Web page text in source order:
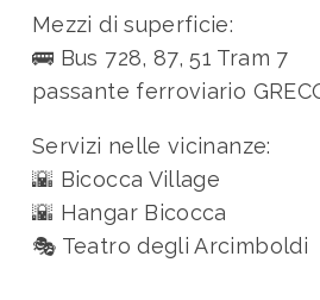
Mezzi di superficie:
🚌 Bus 728, 87, 51 Tram 7
passante ferroviario
Servizi nelle vicinanze:
🌇 Bicocca Village
🌇 Hangar Bicocca
🎭 Teatro degli Arcimboldi